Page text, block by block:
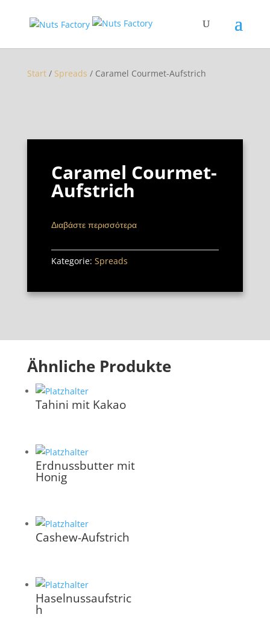
Start/ Spreads / Caramel Courmet-Aufstrich
Caramel Courmet-
Aufstrich
Διαβάστε περισσότερα
Kategorie: Spreads
Ähnliche Produkte
Tahini mit Kakao
Erdnussbutter mit
Honig
Cashew-Aufstrich
Haselnussaufstric
h